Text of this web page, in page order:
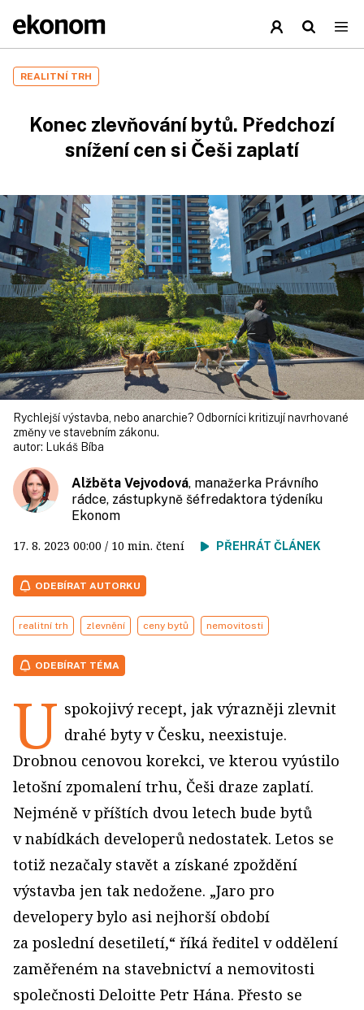
REALITNÍ TRH
Konec zlevňování bytů. Předchozí
snížení cen si Češi zaplatí
Rychlejší výstavba, nebo anarchie? Odborníci kritizují navrhované
změny ve stavebním zákonu.
autor:
Lukáš Bíba
Alžběta Vejvodová, manažerka Právního
rádce, zástupkyně šéfredaktora týdeníku
Ekonom
17. 8. 2023 00:00 / 10 min. čtení PŘEHRÁT ČLÁNEK
ODEBÍRAT AUTORKU
realitní trh zlevnění ceny bytů nemovitosti
ODEBÍRAT TÉMA
U spokojivý recept, jak výrazněji zlevnit
drahé byty v Česku, neexistuje.
Drobnou cenovou korekci, ve kterou vyústilo
letošní zpomalení trhu, Češi draze zaplatí.
Nejméně v příštích dvou letech bude bytů
v nabídkách developerů nedostatek. Letos se
totiž nezačaly stavět a získané zpoždění
výstavba jen tak nedožene. „Jaro pro
developery bylo asi nejhorší období
za poslední desetiletí,“ říká ředitel v oddělení
zaměřeném na stavebnictví a nemovitosti
společnosti Deloitte Petr Hána. Přesto se